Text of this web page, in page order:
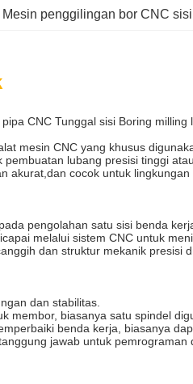
Mesin penggilingan bor CNC sisi
CNC Tunggal sisi Boring milling
mesin CNC yang khusus
lubang presisi tinggi
akurat,dan cocok untuk
pengolahan satu sisi benda
melalui sistem CNC untuk
dan struktur mekanik presisi
dan stabilitas.
membor, biasanya satu spindel
benda kerja, biasanya
jawab untuk pemrograman